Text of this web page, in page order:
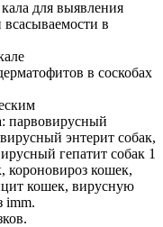
для выявления
в
в соскобах
парвовирусный
энтерит собак,
гепатит собак 1
короновироз кошек,
кошек, вирусную
imm.